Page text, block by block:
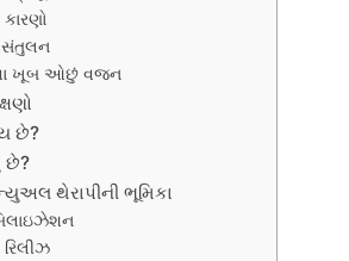
ખૂબ ઓછું વજન
છે?
છે?
થેરાપીની ભૂમિકા
રિલીઝ